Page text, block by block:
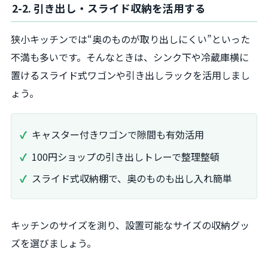
2-2. 引き出し・スライド収納を活用する
狭小キッチンでは“奥のものが取り出しにくい”といった
不満も多いです。そんなときは、シンク下や冷蔵庫横に
置けるスライド式ワゴンや引き出しラックを活用しまし
ょう。
キャスター付きワゴンで隙間も有効活用
100円ショップの引き出しトレーで整理整頓
スライド式収納棚で、奥のものも出し入れ簡単
キッチンのサイズを測り、設置可能なサイズの収納グッ
ズを選びましょう。